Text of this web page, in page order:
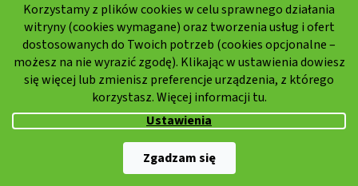
Korzystamy z plików cookies w celu sprawnego działania
witryny (cookies wymagane) oraz tworzenia usług i ofert
dostosowanych do Twoich potrzeb (cookies opcjonalne –
możesz na nie wyrazić zgodę). Klikając w ustawienia dowiesz
się więcej lub zmienisz preferencje urządzenia, z którego
korzystasz. Więcej informacji tu.
Ustawienia
Zgadzam się
Formy płatności:
Opracował Shoptet Premium
Copyright 2026Weedshop.pl. Wszystkie prawa zastrzeżone.